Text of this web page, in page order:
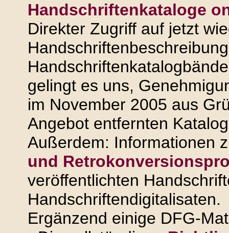
Handschriftenkataloge
Direkter Zugriff auf jetzt
gelingt es uns,
im November 2005 aus
Angebot entfernten
Außerdem: Informationen
und
veröffentlichten
Handschriftendigitalisaten.
Ergänzend einige DFG-